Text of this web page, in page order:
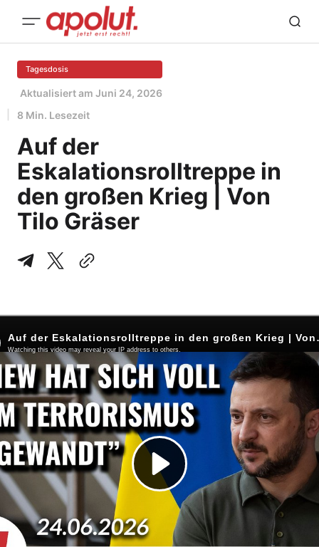
Tagesdosis
Aktualisiert am Juni 24, 2026
8 Min. Lesezeit
Auf der
Eskalationsrolltreppe in
den großen Krieg | Von
Tilo Gräser